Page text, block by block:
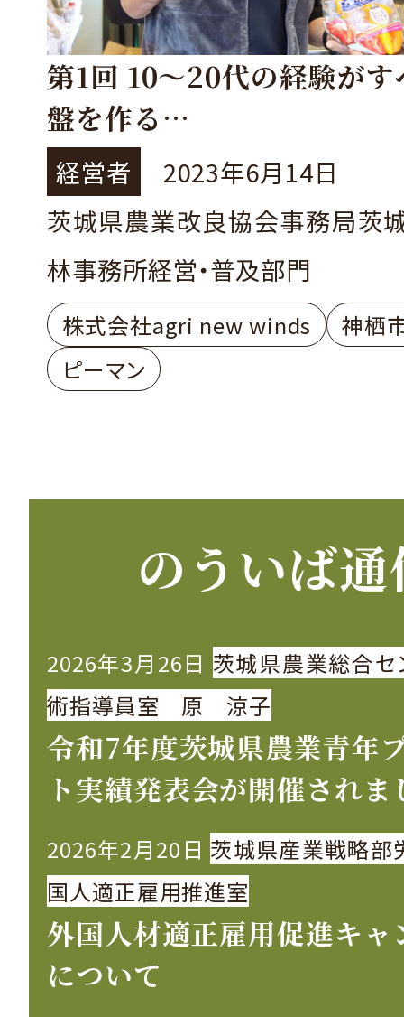
第1回 10～20代の経験が
盤を作る
神栖市 飯田等さん
経営者
2023年6月14日
茨城県農業改良協会事務局茨
林事務所経営・普及部門
株式会社agri new winds
神栖
ピーマン
のういば
2026年3月26日 茨城県農業総合セ
術指導員室 原 涼子
令和7年度茨城県農業青年
ト実績発表会が開催されま
2026年2月20日 茨城県産業戦略部
国人適正雇用推進室
外国人材適正雇用促進キャ
について